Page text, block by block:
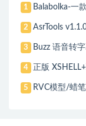
1 Balabolka-一
2 AsrTools
3 Buzz 语音转
4 正版
5 RVC模型/蜡